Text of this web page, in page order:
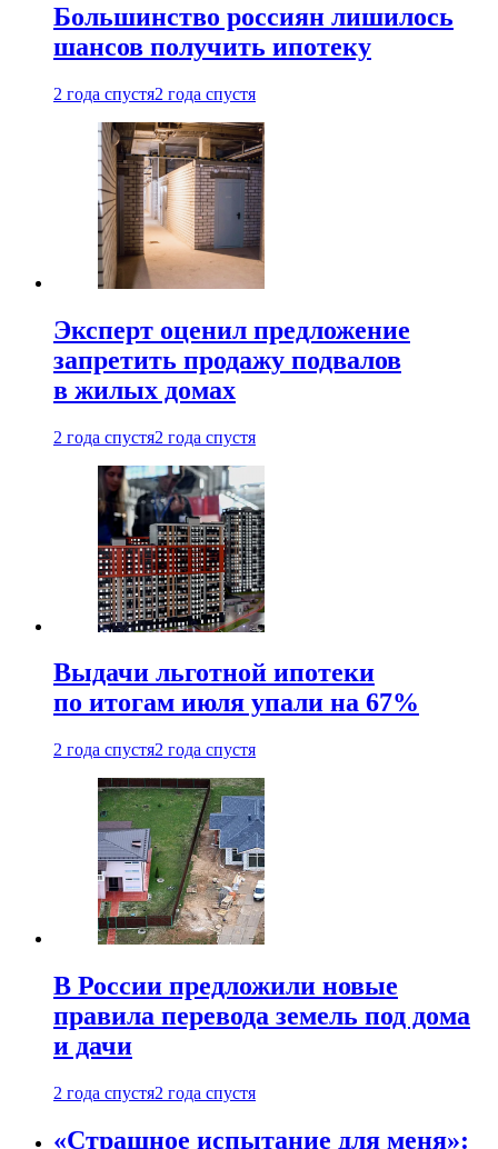
Большинство россиян лишилось
шансов получить ипотеку
2 года спустя2 года спустя
Эксперт оценил предложение
запретить продажу подвалов
в жилых домах
2 года спустя2 года спустя
Выдачи льготной ипотеки
по итогам июля упали на 67%
2 года спустя2 года спустя
В России предложили новые
правила перевода земель под дома
и дачи
2 года спустя2 года спустя
«Страшное испытание для меня»: